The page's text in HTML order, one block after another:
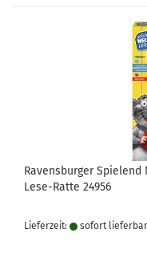
Ravensburger
Lese-Ratte 24956
Lieferzeit: sofort lie­fer­bar